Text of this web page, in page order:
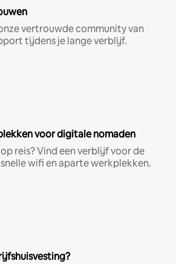
vertrouwde community van
tijdens je lange verblijf.
voor digitale nomaden
reis? Vind een verblijf voor de
wifi en aparte werkplekken.